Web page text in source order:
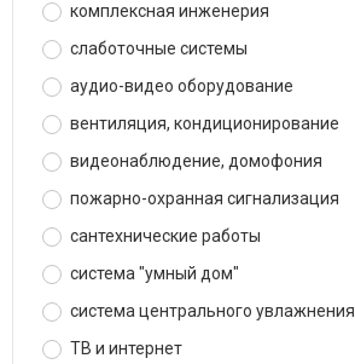
комплексная инженерия
слаботочные системы
аудио-видео оборудование
вентиляция, кондиционирование
видеонаблюдение, домофония
пожарно-охранная сигнализация
сантехнические работы
система "умный дом"
система центрального увлажнения
ТВ и интернет